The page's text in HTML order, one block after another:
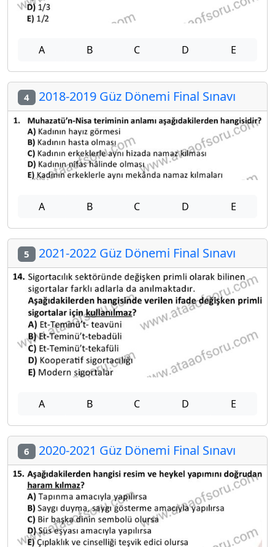
A B C D E
4 2018-2019 Güz Dönemi Final Sınavı
A B C D E
5 2021-2022 Güz Dönemi Final Sınavı
A B C D E
6 2020-2021 Güz Dönemi Final Sınavı